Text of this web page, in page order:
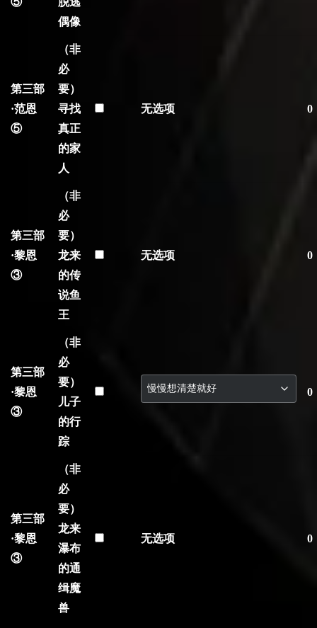
偶像
第三部
·范恩
⑤
（非
必
要）
寻找
真正
的家
人
无选项 0
第三部
·黎恩
③
（非
必
要）
龙来
的传
说鱼
王
无选项 0
第三部
·黎恩
③
（非
必
要）
儿子
的行
踪
0
第三部
·黎恩
③
（非
必
要）
龙来
瀑布
的通
缉魔
兽
无选项 0